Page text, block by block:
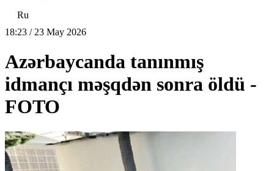
Ru
18:23 / 23 May 2026
Azərbaycanda tanınmış
idmançı məşqdən sonra öldü -
FOTO